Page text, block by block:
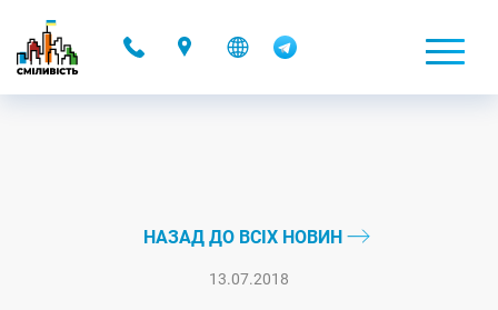
НАЗАД ДО ВСІХ НОВИН
13.07.2018